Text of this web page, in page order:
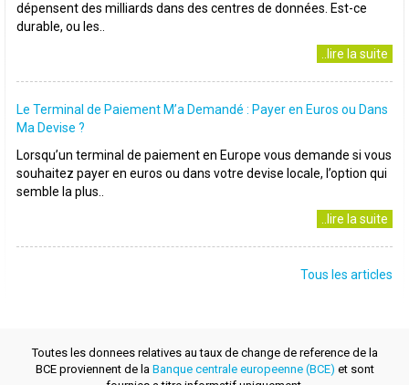
dépensent des milliards dans des centres de données. Est-ce
durable, ou les..
..lire la suite
Le Terminal de Paiement M’a Demandé : Payer en Euros ou Dans
Ma Devise ?
Lorsqu’un terminal de paiement en Europe vous demande si vous
souhaitez payer en euros ou dans votre devise locale, l’option qui
semble la plus..
..lire la suite
Tous les articles
Toutes les donnees relatives au taux de change de reference de la
BCE proviennent de la Banque centrale europeenne (BCE) et sont